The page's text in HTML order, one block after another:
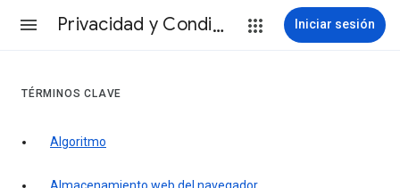
Privacidad y Condiciones Iniciar sesión
TÉRMINOS CLAVE
Algoritmo